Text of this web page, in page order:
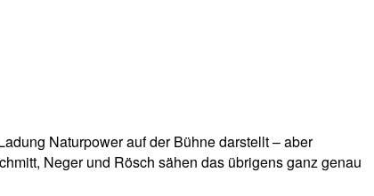
Naturpower auf der Bühne darstellt – aber
Neger und Rösch sähen das übrigens ganz genau